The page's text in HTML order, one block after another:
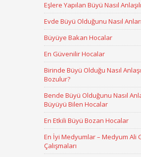
Eşlere Yapılan Büyü Nasıl
Evde Büyü Olduğunu Nasıl
Büyüye Bakan Hocalar
En Güvenilir Hocalar
Birinde Büyü Olduğu Nasıl
Bozulur?
Bende Büyü Olduğunu Nasıl
Büyüyü Bilen Hocalar
En Etkili Büyü Bozan Hocalar
En İyi Medyumlar – Medyum Ali
Çalışmaları